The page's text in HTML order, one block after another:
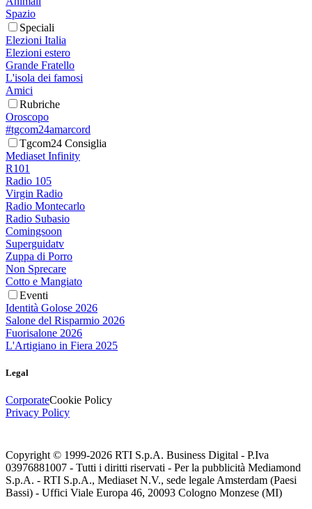
Spazio
Speciali
Elezioni Italia
Elezioni estero
Grande Fratello
L'isola dei famosi
Amici
Rubriche
Oroscopo
#tgcom24amarcord
Tgcom24 Consiglia
Mediaset Infinity
R101
Radio 105
Virgin Radio
Radio Montecarlo
Radio Subasio
Comingsoon
Superguidatv
Zuppa di Porro
Non Sprecare
Cotto e Mangiato
Eventi
Identità Golose 2026
Salone del Risparmio 2026
Fuorisalone 2026
L'Artigiano in Fiera 2025
Legal
CorporateCookie Policy
Privacy Policy
Copyright © 1999-2026 RTI S.p.A. Business Digital - P.Iva
03976881007 - Tutti i diritti riservati - Per la pubblicità Mediamond
S.p.A. - RTI S.p.A., Mediaset N.V., sede legale Amsterdam (Paesi
Bassi) - Uffici Viale Europa 46, 20093 Cologno Monzese (MI)